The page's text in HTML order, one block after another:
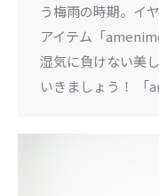
う梅雨の時期。イ
アイテム「
湿気に負けない美
いきましょう！ 「